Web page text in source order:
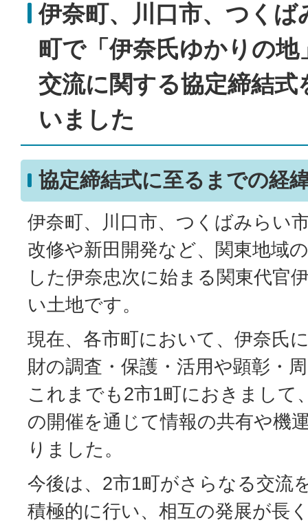
伊奈町、川口市、つくば
町で「伊奈氏ゆかりの地
交流に関する協定締結式
いました
協定締結式に至るまでの経
伊奈町、川口市、つくばみらい
改修や新田開発など、関東地域
した伊奈忠次に始まる関東代官
い土地です。
現在、各市町において、伊奈氏
財の調査・保護・活用や顕彰・
これまでも2市1町におきまして
の開催を通じて情報の共有や機
りました。
今後は、2市1町がさらなる交流
積極的に行い、相互の発展が長